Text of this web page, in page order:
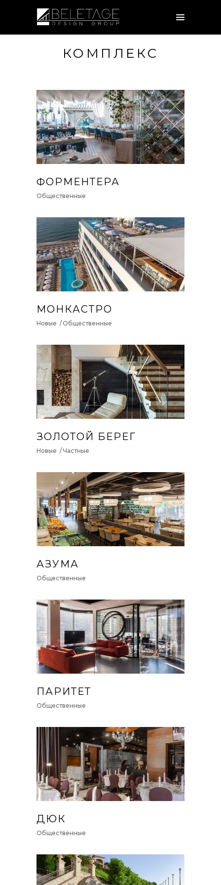
КОМПЛЕКС
ФОРМЕНТЕРА
Общественные
МОНКАСТРО
Новые Общественные
ЗОЛОТОЙ БЕРЕГ
Новые Частные
АЗУМА
Общественные
ПАРИТЕТ
Общественные
ДЮК
Общественные